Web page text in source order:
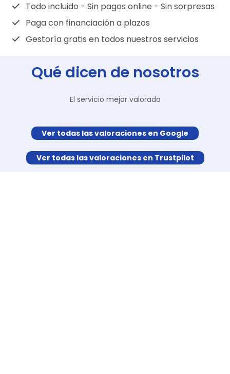
Todo incluido - Sin pagos online - Sin sorpresas
Paga con financiación a plazos
Gestoría gratis en todos nuestros servicios
Qué dicen de nosotros
El servicio mejor valorado
Ver todas las valoraciones en Google
Ver todas las valoraciones en Trustpilot